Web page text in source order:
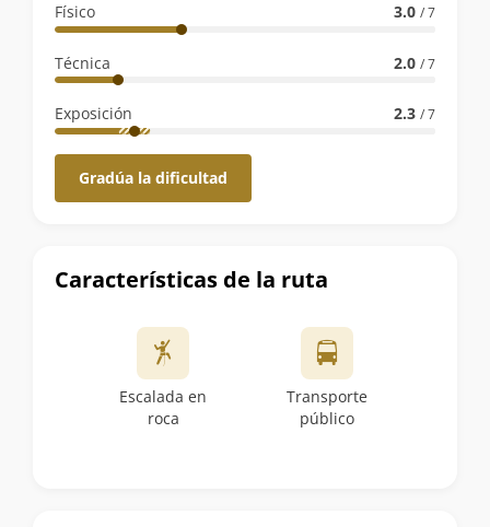
Físico 3.0 / 7
Técnica 2.0 / 7
Exposición 2.3 / 7
Gradúa la dificultad
Características de la ruta
Escalada en
roca
Transporte
público